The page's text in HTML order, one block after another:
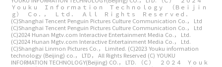
Ｙｏｕｋｕ Ｉｎｆｏｒｍａｔｉｏｎ Ｔｅｃｈｎｏｌｏｇｙ （Ｂｅｉｊｉｎ
ｇ） Ｃｏ．， Ｌｔｄ． Ａｌｌ Ｒｉｇｈｔｓ Ｒｅｓｅｒｖｅｄ．
(C)Shanghai Tencent Penguin Pictures Culture Communication Co.， Ltd
(C)Shanghai Tencent Penguin Pictures Culture Communication Co.， Ltd
(C)2024 Hunan Mgtv.com Interactive Entertainment Media Co.， Ltd.
(C)2024 Hunan Mgtv.com Interactive Entertainment Media Co.， Ltd.
(C)Shanghai Linmon Pictures Co.， Limited. (C)2023 Youku information
technology (Beijing) co.， LTD， All Rights Reserved (C) YOUKU
INFORMATION TECHNOLOGY(Beijing) CO.， LTD.
（Ｃ） ２０２４ Ｙｏｕｋ